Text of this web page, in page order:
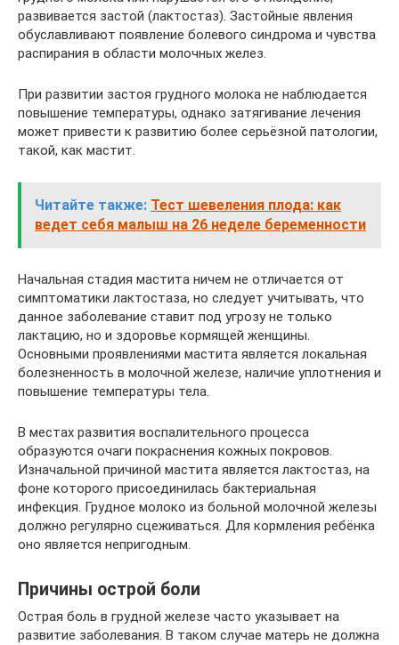
развивается застой (лактостаз). Застойные явления
обуславливают появление болевого синдрома и чувства
распирания в области молочных желез.
При развитии застоя грудного молока не наблюдается
повышение температуры, однако затягивание лечения
может привести к развитию более серьёзной патологии,
такой, как мастит.
Читайте также: Тест шевеления плода: как
ведет себя малыш на 26 неделе беременности
Начальная стадия мастита ничем не отличается от
симптоматики лактостаза, но следует учитывать, что
данное заболевание ставит под угрозу не только
лактацию, но и здоровье кормящей женщины.
Основными проявлениями мастита является локальная
болезненность в молочной железе, наличие уплотнения и
повышение температуры тела.
В местах развития воспалительного процесса
образуются очаги покраснения кожных покровов.
Изначальной причиной мастита является лактостаз, на
фоне которого присоединилась бактериальная
инфекция. Грудное молоко из больной молочной железы
должно регулярно сцеживаться. Для кормления ребёнка
оно является непригодным.
Причины острой боли
Острая боль в грудной железе часто указывает на
развитие заболевания. В таком случае матерь не должна